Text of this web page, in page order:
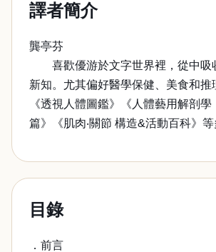
譯者簡介
龔亭芬
喜歡優游於文字世界裡，從中吸
新知。尤其偏好醫學保健、美食和推
《透視人體圖鑑》《人體藝用解剖
篇》《肌肉‧關節 構造&活動百科》等
目錄
．前言